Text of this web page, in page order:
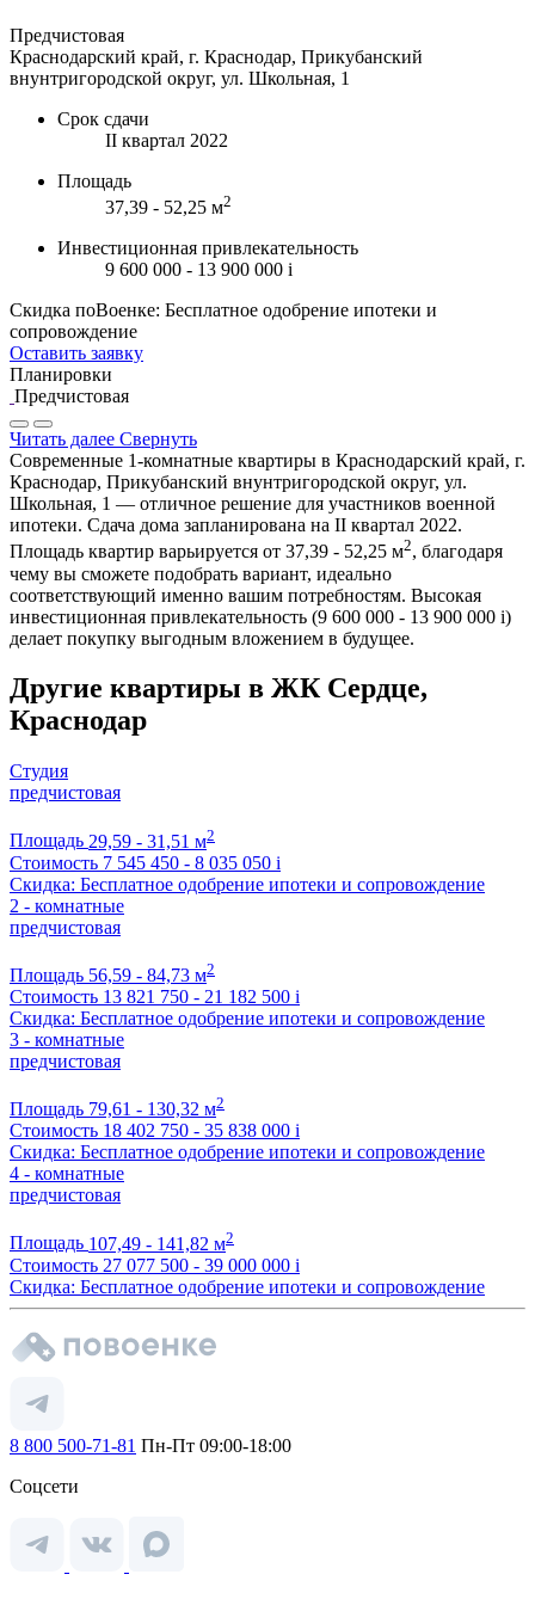
Предчистовая
Краснодарский край, г. Краснодар, Прикубанский
внунтригородской округ, ул. Школьная, 1
Срок сдачи
II квартал 2022
Площадь
37,39 - 52,25 м2
Инвестиционная привлекательность
9 600 000 - 13 900 000 i
Скидка поВоенке: Бесплатное одобрение ипотеки и
сопровождение
Оставить заявку
Планировки
Предчистовая
Читать далее Свернуть
Современные 1-комнатные квартиры в Краснодарский край, г.
Краснодар, Прикубанский внунтригородской округ, ул.
Школьная, 1 — отличное решение для участников военной
ипотеки. Сдача дома запланирована на II квартал 2022.
Площадь квартир варьируется от 37,39 - 52,25 м2, благодаря
чему вы сможете подобрать вариант, идеально
соответствующий именно вашим потребностям. Высокая
инвестиционная привлекательность (9 600 000 - 13 900 000 i)
делает покупку выгодным вложением в будущее.
Другие квартиры в ЖК Сердце,
Краснодар
Студия
предчистовая
Площадь 29,59 - 31,51 м2
Стоимость 7 545 450 - 8 035 050 i
Скидка: Бесплатное одобрение ипотеки и сопровождение
2 - комнатные
предчистовая
Площадь 56,59 - 84,73 м2
Стоимость 13 821 750 - 21 182 500 i
Скидка: Бесплатное одобрение ипотеки и сопровождение
3 - комнатные
предчистовая
Площадь 79,61 - 130,32 м2
Стоимость 18 402 750 - 35 838 000 i
Скидка: Бесплатное одобрение ипотеки и сопровождение
4 - комнатные
предчистовая
Площадь 107,49 - 141,82 м2
Стоимость 27 077 500 - 39 000 000 i
Скидка: Бесплатное одобрение ипотеки и сопровождение
8 800 500-71-81 Пн-Пт 09:00-18:00
Соцсети